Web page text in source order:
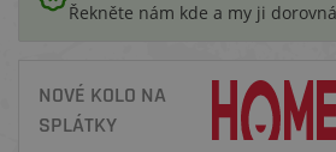
Řekněte nám kde a my ji
NOVÉ KOLO NA
SPLÁTKY